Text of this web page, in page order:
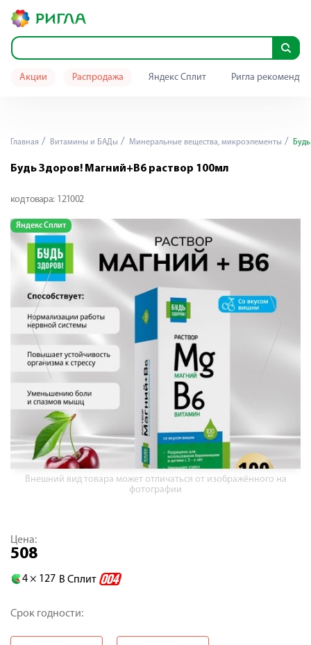
Акции Распродажа Яндекс Сплит Ригла
Главная Витамины и БАДы Минеральные вещества, микроэлементы
Будь Здоров! Магний+В6 раствор 100мл
код товара: 121002
Яндекс Сплит
Внешний вид товара может отличаться от изображённого на
фотографии
Цена:
508
4 × 127 В Сплит
Срок годности: